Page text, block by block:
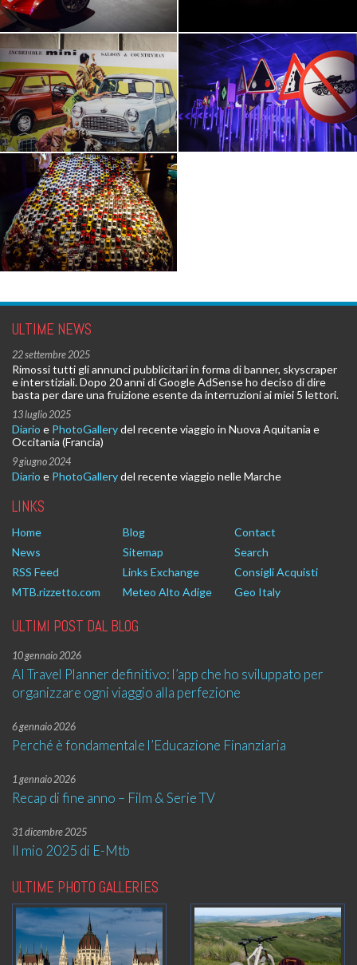
ULTIME NEWS
22 settembre 2025
Rimossi tutti gli annunci pubblicitari in forma di banner, skyscraper
e interstiziali. Dopo 20 anni di Google AdSense ho deciso di dire
basta per dare una fruizione esente da interruzioni ai miei 5 lettori.
13 luglio 2025
Diario e PhotoGallerydel recente viaggio in Nuova Aquitania e
Occitania (Francia)
9 giugno 2024
Diario e PhotoGallerydel recente viaggio nelle Marche
LINKS
Home Blog
Contact
News
Sitemap
Search
RSS Feed
Links Exchange
Consigli Acquisti
MTB.rizzetto.com
Meteo Alto Adige Geo Italy
ULTIMI POST DAL BLOG
10 gennaio 2026
AI Travel Planner definitivo: l’app che ho sviluppato per
organizzare ogni viaggio alla perfezione
6 gennaio 2026
Perché è fondamentale l’Educazione Finanziaria
1 gennaio 2026
Recap di fine anno – Film & Serie TV
31 dicembre 2025
Il mio 2025 di E-Mtb
ULTIME PHOTO GALLERIES